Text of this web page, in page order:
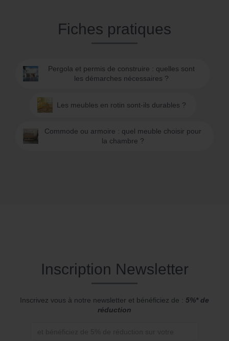
Fiches pratiques
Pergola et permis de construire : quelles sont
les démarches nécessaires ?
Les meubles en rotin sont-ils durables ?
Commode ou armoire : quel meuble choisir pour
la chambre ?
Inscription Newsletter
Inscrivez vous à notre newsletter et bénéficiez de : 5%* de
réduction